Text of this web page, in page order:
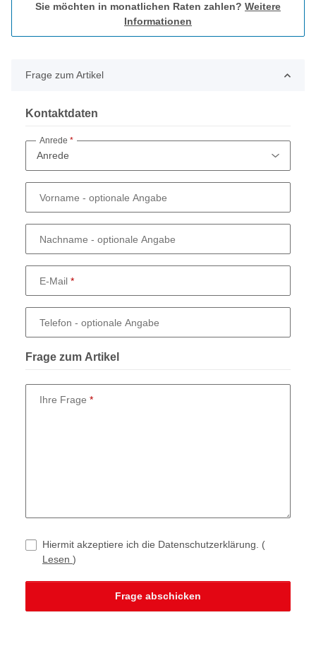
Sie möchten in monatlichen Raten zahlen? Weitere
Informationen
Frage zum Artikel
Kontaktdaten
Anrede
Vorname - optionale Angabe
Nachname - optionale Angabe
E-Mail
Telefon - optionale Angabe
Frage zum Artikel
Ihre Frage
Hiermit akzeptiere ich die Datenschutzerklärung. (
Lesen )
Frage abschicken